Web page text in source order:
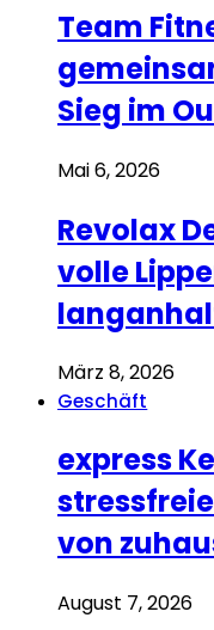
Team
Sieg im
Mai 6, 2026
Revolax
volle
März 8, 2026
Geschäft
express
von
August 7, 2026